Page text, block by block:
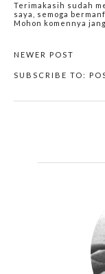
Terimakasih sudah
saya, semoga
Mohon komennya
NEWER POST
SUBSCRIBE TO: